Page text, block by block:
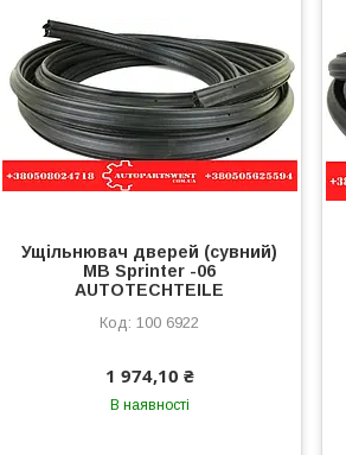
Ущільнювач дверей (сувний)
MB Sprinter -06
AUTOTECHTEILE
100 6922
1 974,10 ₴
В наявності